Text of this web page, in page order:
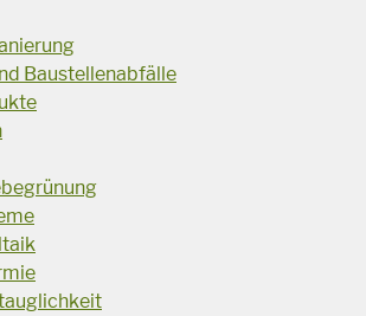
Baustellenabfälle